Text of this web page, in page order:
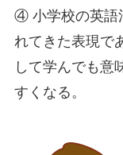
④ 小学校の英語
れてきた表現で
して学んでも意
すくなる。